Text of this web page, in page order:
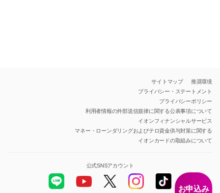
お申込み
サイトマップ
推奨環境
プライバシー・ステートメント
プライバシーポリシー
利用者情報の外部送信規律に関する公表事項について
イオンフィナンシャルサービス
マネー・ローンダリングおよびテロ資金供与対策に関する
イオンカードの取組みについて
公式SNSアカウント